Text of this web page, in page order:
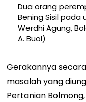
Dua orang
Bening Sisil
Werdhi Agung,
A. Buol)
Gerakannya
masalah yang
Pertanian